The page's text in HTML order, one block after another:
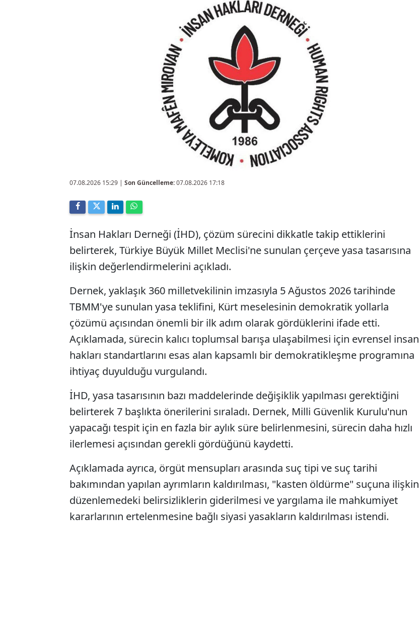
07.08.2026 15:29 | Son Güncelleme:07.08.2026 17:18
İnsan Hakları Derneği (İHD), çözüm sürecini dikkatle takip ettiklerini
belirterek, Türkiye Büyük Millet Meclisi'ne sunulan çerçeve yasa tasarısına
ilişkin değerlendirmelerini açıkladı.
Dernek, yaklaşık 360 milletvekilinin imzasıyla 5 Ağustos 2026 tarihinde
TBMM'ye sunulan yasa teklifini, Kürt meselesinin demokratik yollarla
çözümü açısından önemli bir ilk adım olarak gördüklerini ifade etti.
Açıklamada, sürecin kalıcı toplumsal barışa ulaşabilmesi için evrensel insan
hakları standartlarını esas alan kapsamlı bir demokratikleşme programına
ihtiyaç duyulduğu vurgulandı.
İHD, yasa tasarısının bazı maddelerinde değişiklik yapılması gerektiğini
belirterek 7 başlıkta önerilerini sıraladı. Dernek, Milli Güvenlik Kurulu'nun
yapacağı tespit için en fazla bir aylık süre belirlenmesini, sürecin daha hızlı
ilerlemesi açısından gerekli gördüğünü kaydetti.
Açıklamada ayrıca, örgüt mensupları arasında suç tipi ve suç tarihi
bakımından yapılan ayrımların kaldırılması, "kasten öldürme" suçuna ilişkin
düzenlemedeki belirsizliklerin giderilmesi ve yargılama ile mahkumiyet
kararlarının ertelenmesine bağlı siyasi yasakların kaldırılması istendi.